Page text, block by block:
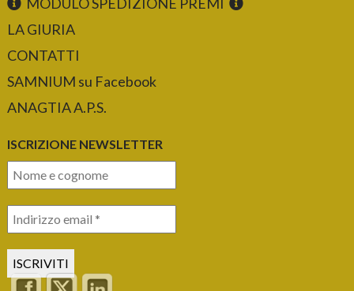
MODULO SPEDIZIONE PREMI
LA GIURIA
CONTATTI
SAMNIUM su Facebook
ANAGTIA A.P.S.
ISCRIZIONE NEWSLETTER